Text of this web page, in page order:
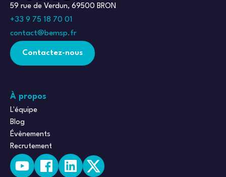
59 rue de Verdun, 69500 BRON
+33 9 75 18 70 01
contact@bemsp.fr
Contactez-nous
À propos
L'équipe
Blog
Évènements
Recrutement